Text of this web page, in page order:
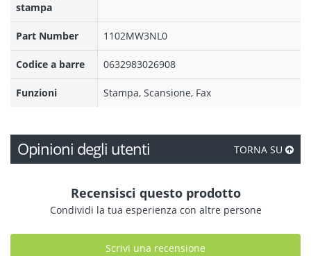
stampa
Part Number 1102MW3NL0
Codice a barre 0632983026908
Funzioni Stampa, Scansione, Fax
Opinioni degli utenti TORNA SU
Recensisci questo prodotto
Condividi la tua esperienza con altre persone
Scrivi una recensione